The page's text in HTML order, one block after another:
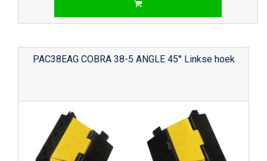
PAC38EAG COBRA 38-5 ANGLE 45° Linkse hoek